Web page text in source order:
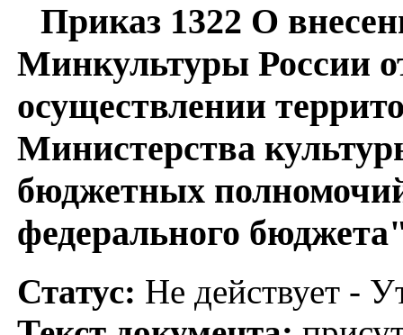
Приказ 1322 О
Минкультуры России
осуществлении
Министерства
бюджетных
федерального
Статус: Не действует -